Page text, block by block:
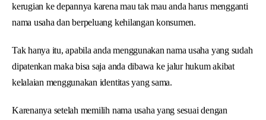
kerugian ke depannya karena mau tak mau anda harus mengganti
nama usaha dan berpeluang kehilangan konsumen.
Tak hanya itu, apabila anda menggunakan nama usaha yang sudah
dipatenkan maka bisa saja anda dibawa ke jalur hukum akibat
kelalaian menggunakan identitas yang sama.
Karenanya setelah memilih nama usaha yang sesuai dengan